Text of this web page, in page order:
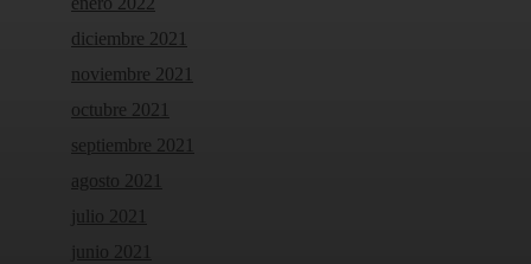
diciembre 2021
noviembre 2021
octubre 2021
septiembre 2021
agosto 2021
julio 2021
junio 2021